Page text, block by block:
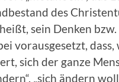
des
heißt, sein Denken
vorausgesetzt,
sich der ganze
„sich ändern